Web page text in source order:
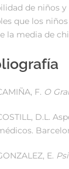
de niños
que los
la media de
F. O
D.L.
E.